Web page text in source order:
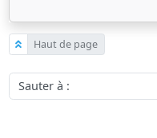
Haut de page
Sauter à :